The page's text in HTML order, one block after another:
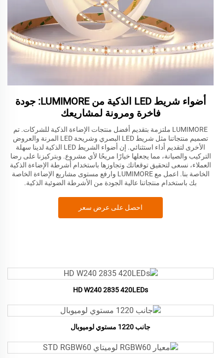
أضواء شريط LED الذكية من LUMIMORE: جودة
فاخرة ومرونة لمشاريعك
LUMIMORE ملتزمة بتقديم أفضل منتجات الإضاءة الذكية للشركات. تم
تصميم منتجاتنا مثل شريط LED البصري وشريحة LED المرنة والعروض
الأخرى لتقديم أداء استثنائي. إن أضواء الشريط LED الذكية لدينا سهلة
التركيب والصيانة، مما يجعلها خيارًا مريحًا لأي مشروع. وبتركيزنا على رضا
العملاء، نسعى لتحقيق توقعاتك وتجاوزها باستخدام أشرطة الإضاءة الذكية
الخاصة بنا. اعمل مع LUMIMORE وارفع مستوى مشاريع الإضاءة الخاصة
بك باستخدام منتجاتنا عالية الجودة من الأشرطة الضوئية الذكية.
احصل على عرض سعر
HD W240 2835 420LEDs
جانب 1220 مستوي لوميوبال